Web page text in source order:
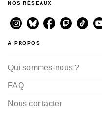
NOS RÉSEAUX
A PROPOS
Qui sommes-nous ?
FAQ
Nous contacter